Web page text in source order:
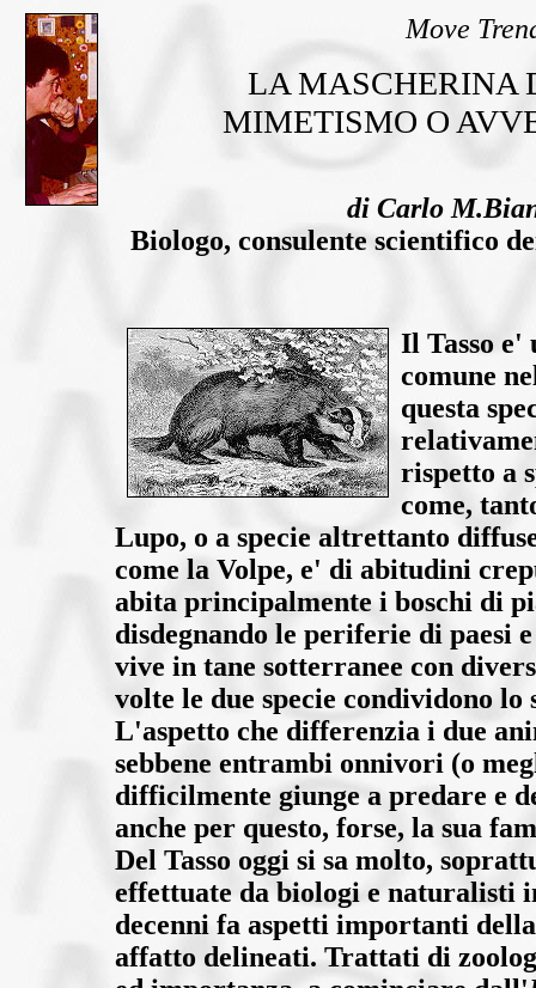
Move
LA MASCHERINA
MIMETISMO O
di Carlo
Biologo, consulente scientifico
Il Tasso e'
comune
questa
rispetto a
come,
Lupo, o a specie altrettanto
come la Volpe, e' di abitudini
abita principalmente i boschi di
disdegnando le periferie di paesi
vive in tane sotterranee con
volte le due specie condividono lo
L'aspetto che differenzia i due
sebbene entrambi onnivori (o
difficilmente giunge a predare e
anche per questo, forse, la sua
Del Tasso oggi si sa molto,
effettuate da biologi e naturalisti
decenni fa aspetti importanti
affatto delineati. Trattati di